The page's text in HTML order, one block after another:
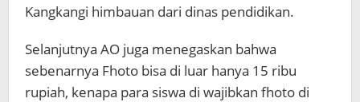
Kangkangi himbauan dari dinas pendidikan.
Selanjutnya AO juga menegaskan bahwa
sebenarnya Fhoto bisa di luar hanya 15 ribu
rupiah, kenapa para siswa di wajibkan fhoto di